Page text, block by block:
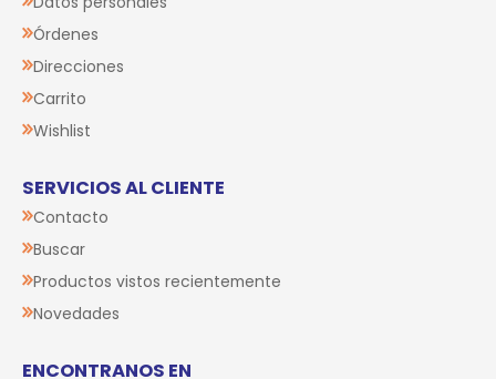
Órdenes
Direcciones
Carrito
Wishlist
SERVICIOS AL CLIENTE
Contacto
Buscar
Productos vistos recientemente
Novedades
ENCONTRANOS EN